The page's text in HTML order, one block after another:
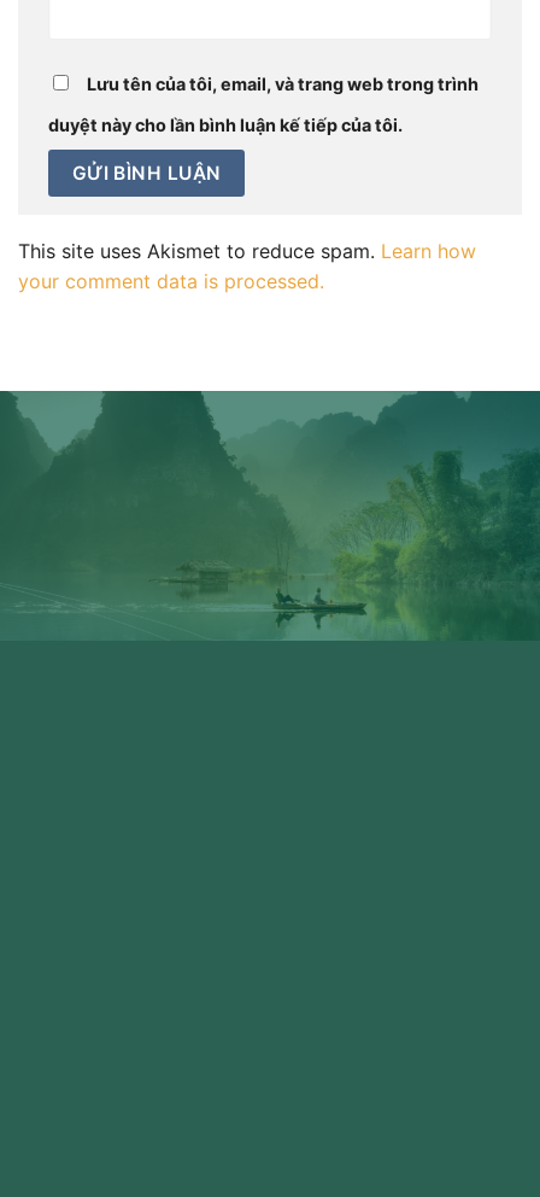
Lưu tên của tôi, email, và trang web trong trình
duyệt này cho lần bình luận kế tiếp của tôi.
This site uses Akismet to reduce spam. Learn how
your comment data is processed.